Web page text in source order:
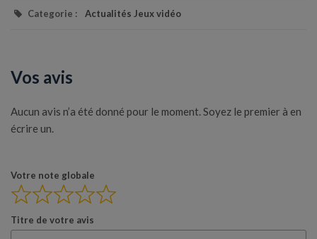
Categorie : Actualités Jeux vidéo
Vos avis
Aucun avis n’a été donné pour le moment. Soyez le premier à en
écrire un.
Votre note globale
Titre de votre avis